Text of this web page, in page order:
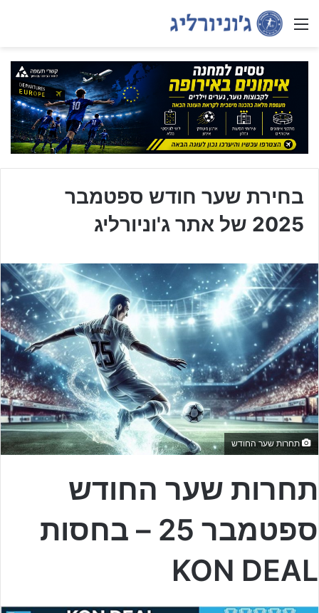
Menu
בחירת שער חודש ספטמבר
2025 של אתר ג'וניורליג
תחרות שער החודש
תחרות שער החודש
ספטמבר 25 – בחסות
KON DEAL